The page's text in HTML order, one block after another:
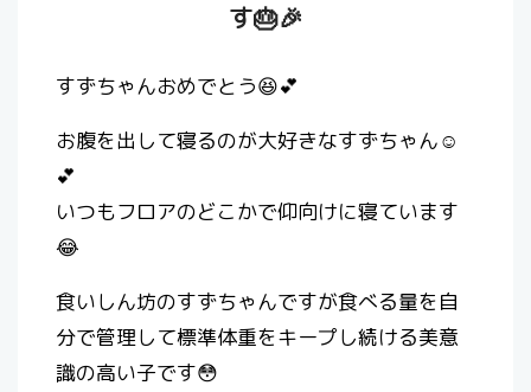
す🎂🎉
すずちゃんおめでとう😆💕
お腹を出して寝るのが大好きなすずちゃん☺️
💕
いつもフロアのどこかで仰向けに寝ています
😂
食いしん坊のすずちゃんですが食べる量を自
分で管理して標準体重をキープし続ける美意
識の高い子です😳